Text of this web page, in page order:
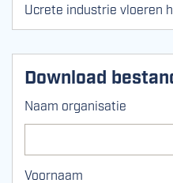
Ucrete industrie vloeren
Download
Naam organisatie
Voornaam